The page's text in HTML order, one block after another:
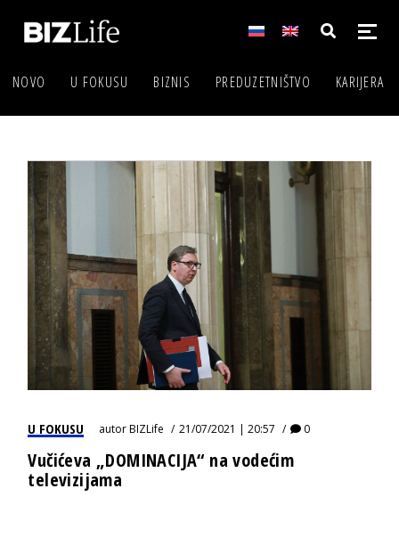
NOVO U FOKUSU BIZNIS PREDUZETNIŠTVO KARIJERA
U FOKUSU autorBIZLife 21/07/2021 | 20:57 0
Vučićeva „DOMINACIJA“ na vodećim
televizijama